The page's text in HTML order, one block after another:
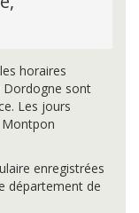
horaires
Dordogne sont
Les jours
Montpon
enregistrées
département de